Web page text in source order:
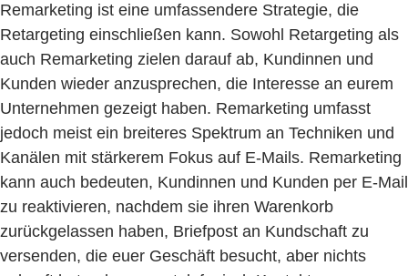
Remarketing ist eine umfassendere Strategie, die
Retargeting einschließen kann. Sowohl Retargeting als
auch Remarketing zielen darauf ab, Kundinnen und
Kunden wieder anzusprechen, die Interesse an eurem
Unternehmen gezeigt haben. Remarketing umfasst
jedoch meist ein breiteres Spektrum an Techniken und
Kanälen mit stärkerem Fokus auf E-Mails. Remarketing
kann auch bedeuten, Kundinnen und Kunden per E-Mail
zu reaktivieren, nachdem sie ihren Warenkorb
zurückgelassen haben, Briefpost an Kundschaft zu
versenden, die euer Geschäft besucht, aber nichts